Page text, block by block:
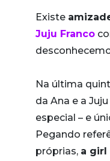
Existe
Juju Franco
Na última
da Ana e a
especial – e
Pegando
próprias, a girl